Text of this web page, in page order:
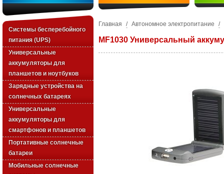
Системы бесперебойного
питания (UPS)
Универсальные
аккумуляторы для
планшетов и ноутбуков
Зарядные устройства на
солнечных батареях
Универсальные
аккумуляторы для
смартфонов и планшетов
Портативные солнечные
батареи
Мобильные солнечные
Главная / Автономное электропитание /
MF1030 Универсальный